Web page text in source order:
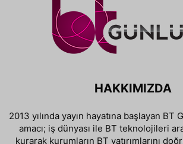
HAKKIMIZDA
2013 yılında yayın hayatına başlayan
amacı; iş dünyası ile BT teknolojileri
kurarak kurumların BT yatırımlarını